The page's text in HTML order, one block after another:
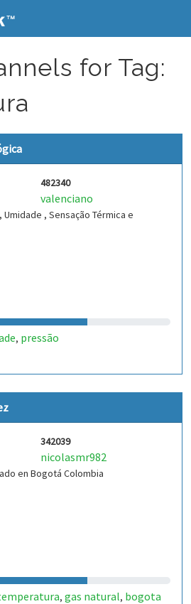
for Tag:
482340
valenciano
, Sensação Térmica e
, pressão
342039
nicolasmr982
en Bogotá Colombia
, gas natural, bogota